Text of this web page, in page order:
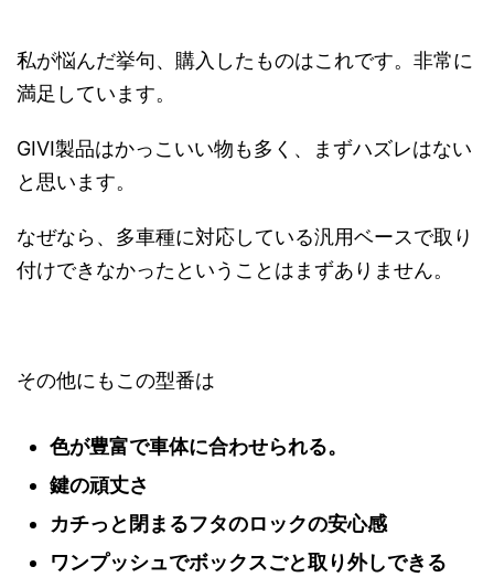
私が悩んだ挙句、購入したものはこれです。非常に
満足しています。
GIVI製品はかっこいい物も多く、まずハズレはない
と思います。
なぜなら、多車種に対応している汎用ベースで取り
付けできなかったということはまずありません。
その他にもこの型番は
色が豊富で車体に合わせられる。
鍵の頑丈さ
カチっと閉まるフタのロックの安心感
ワンプッシュでボックスごと取り外しできる